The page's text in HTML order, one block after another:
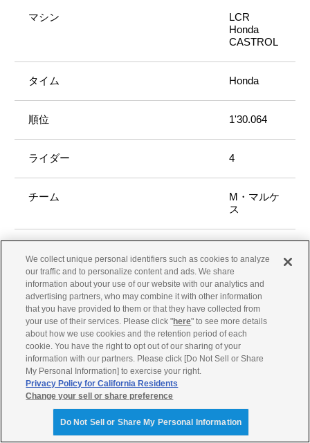
LCR
Honda
CASTROL
Honda
1'30.064
4
M・マルケ
ス
Honda
Team
Honda
1'30.143
A・リンス
We collect unique personal identifiers such as cookies to analyze
our traffic and to personalize content and ads. We share
information about your use of our website with our analytics and
advertising partners, who may combine it with other information
that you have provided to them or that they have collected from
your use of their services. Please click "here" to see more details
about how we use cookies and the retention period of each
cookie. You have the right to opt out of our sharing of your
information with our partners. Please click [Do Not Sell or Share
My Personal Information] to exercise your right.
Privacy Policy for California Residents
Change your sell or share preference
Do Not Sell or Share My Personal Information